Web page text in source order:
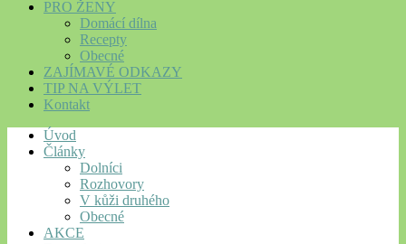
PRO ŽENY
Domácí dílna
Recepty
Obecné
ZAJÍMAVÉ ODKAZY
TIP NA VÝLET
Kontakt
Úvod
Články
Dolníci
Rozhovory
V kůži druhého
Obecné
AKCE